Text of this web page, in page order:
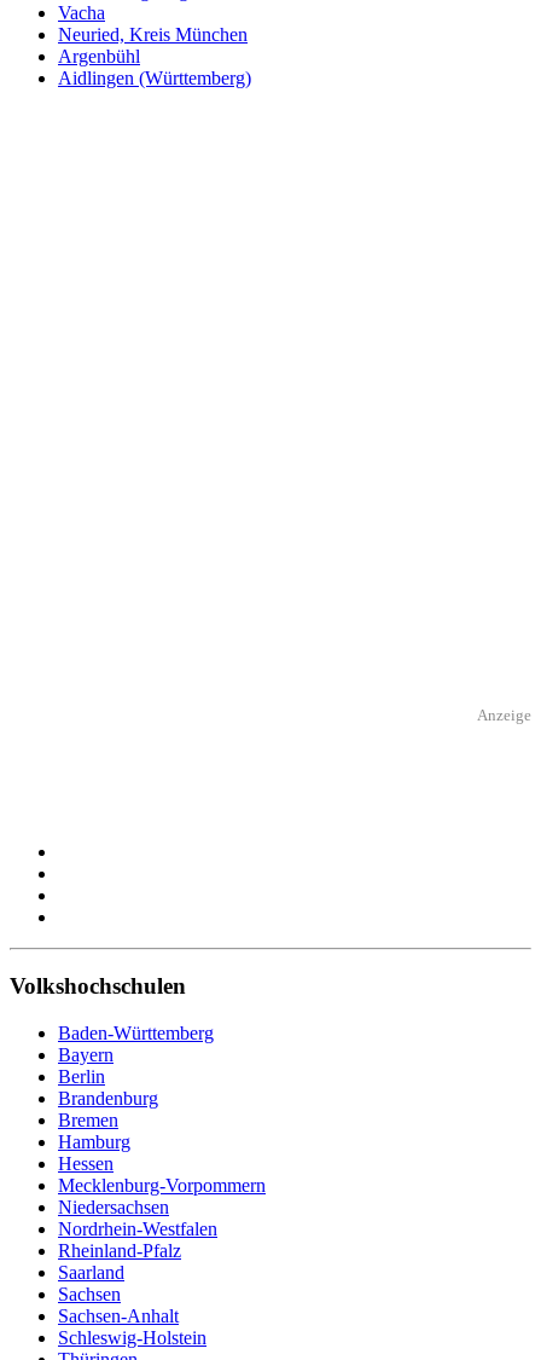
Vacha
Neuried, Kreis München
Argenbühl
Aidlingen (Württemberg)
Anzeige
Volkshochschulen
Baden-Württemberg
Bayern
Berlin
Brandenburg
Bremen
Hamburg
Hessen
Mecklenburg-Vorpommern
Niedersachsen
Nordrhein-Westfalen
Rheinland-Pfalz
Saarland
Sachsen
Sachsen-Anhalt
Schleswig-Holstein